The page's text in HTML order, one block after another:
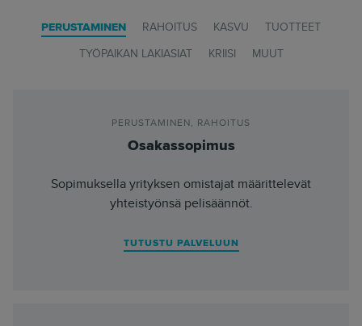
PERUSTAMINEN RAHOITUS KASVU
TUOTTEET
TYÖPAIKAN LAKIASIAT
KRIISI MUUT
PERUSTAMINEN, RAHOITUS
Osakassopimus
Sopimuksella yrityksen omistajat määrittelevät
yhteistyönsä pelisäännöt.
TUTUSTU PALVELUUN